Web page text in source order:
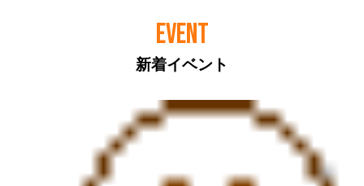
EVENT
新着イベント